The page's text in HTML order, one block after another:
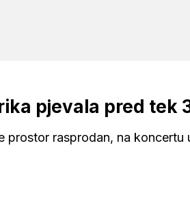
pjevala pred tek
rasprodan, na koncertu